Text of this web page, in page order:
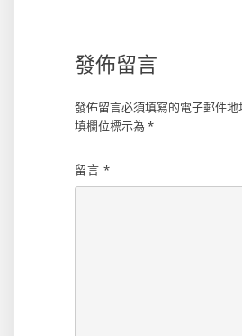
發佈留言
發佈留言必須填寫的電子郵件地
填欄位標示為 *
留言 *